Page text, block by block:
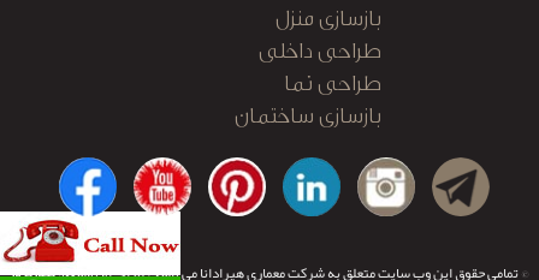
بازسازی منزل
طراحی داخلی
طراحی نما
بازسازی ساختمان
کابینت آشپزخانه
نظارت و اجرا
© تمامی حقوق این وب سایت متعلق به شرکت معماری هیرادانا می باشد.طراحی و توسعه:تیم نرم